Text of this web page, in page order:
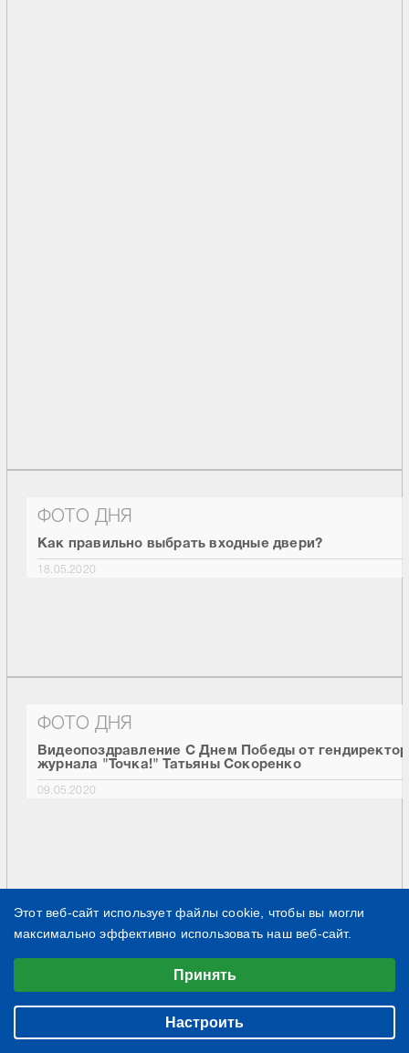
ФОТО ДНЯ
Как правильно выбрать входные двери?
18.05.2020
ФОТО ДНЯ
Видеопоздравление С Днем Победы от
журнала "Точка!" Татьяны Сокоренко
09.05.2020
Этот веб-сайт использует файлы cookie, чтобы вы могли
максимально эффективно использовать наш веб-сайт.
Принять
Настроить